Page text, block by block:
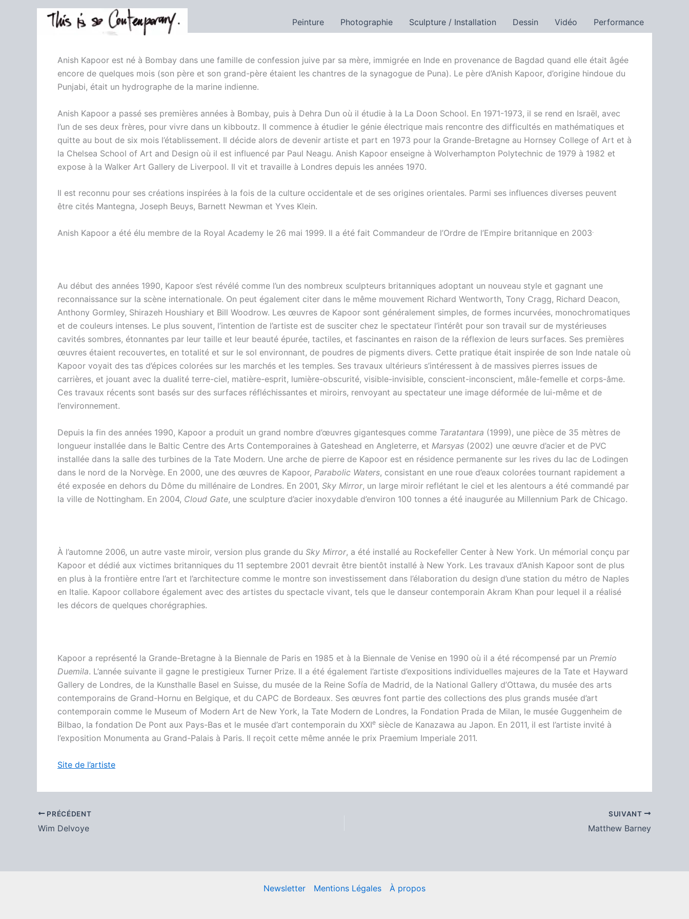
Peinture Photographie Sculpture / Installation Dessin Vidéo Performance
Anish Kapoor est né à Bombay dans une famille de confession juive par sa mère, immigrée en Inde en provenance de Bagdad quand elle était âgée
encore de quelques mois (son père et son grand-père étaient les chantres de la synagogue de Puna). Le père d’Anish Kapoor, d’origine hindoue du
Punjabi, était un hydrographe de la marine indienne.
Anish Kapoor a passé ses premières années à Bombay, puis à Dehra Dun où il étudie à la La Doon School. En 1971-1973, il se rend en Israël, avec
l’un de ses deux frères, pour vivre dans un kibboutz. Il commence à étudier le génie électrique mais rencontre des difficultés en mathématiques et
quitte au bout de six mois l’établissement. Il décide alors de devenir artiste et part en 1973 pour la Grande-Bretagne au Hornsey College of Art et à
la Chelsea School of Art and Design où il est influencé par Paul Neagu. Anish Kapoor enseigne à Wolverhampton Polytechnic de 1979 à 1982 et
expose à la Walker Art Gallery de Liverpool. Il vit et travaille à Londres depuis les années 1970.
Il est reconnu pour ses créations inspirées à la fois de la culture occidentale et de ses origines orientales. Parmi ses influences diverses peuvent
être cités Mantegna, Joseph Beuys, Barnett Newman et Yves Klein.
Anish Kapoor a été élu membre de la Royal Academy le 26 mai 1999. Il a été fait Commandeur de l’Ordre de l’Empire britannique en 2003.
Au début des années 1990, Kapoor s’est révélé comme l’un des nombreux sculpteurs britanniques adoptant un nouveau style et gagnant une
reconnaissance sur la scène internationale. On peut également citer dans le même mouvement Richard Wentworth, Tony Cragg, Richard Deacon,
Anthony Gormley, Shirazeh Houshiary et Bill Woodrow. Les œuvres de Kapoor sont généralement simples, de formes incurvées, monochromatiques
et de couleurs intenses. Le plus souvent, l’intention de l’artiste est de susciter chez le spectateur l’intérêt pour son travail sur de mystérieuses
cavités sombres, étonnantes par leur taille et leur beauté épurée, tactiles, et fascinantes en raison de la réflexion de leurs surfaces. Ses premières
œuvres étaient recouvertes, en totalité et sur le sol environnant, de poudres de pigments divers. Cette pratique était inspirée de son Inde natale où
Kapoor voyait des tas d’épices colorées sur les marchés et les temples. Ses travaux ultérieurs s’intéressent à de massives pierres issues de
carrières, et jouant avec la dualité terre-ciel, matière-esprit, lumière-obscurité, visible-invisible, conscient-inconscient, mâle-femelle et corps-âme.
Ces travaux récents sont basés sur des surfaces réfléchissantes et miroirs, renvoyant au spectateur une image déformée de lui-même et de
l’environnement.
Depuis la fin des années 1990, Kapoor a produit un grand nombre d’œuvres gigantesques comme Taratantara (1999), une pièce de 35 mètres de
longueur installée dans le Baltic Centre des Arts Contemporaines à Gateshead en Angleterre, et Marsyas (2002) une œuvre d’acier et de PVC
installée dans la salle des turbines de la Tate Modern. Une arche de pierre de Kapoor est en résidence permanente sur les rives du lac de Lodingen
dans le nord de la Norvège. En 2000, une des œuvres de Kapoor, Parabolic Waters, consistant en une roue d’eaux colorées tournant rapidement a
été exposée en dehors du Dôme du millénaire de Londres. En 2001, Sky Mirror, un large miroir reflétant le ciel et les alentours a été commandé par
la ville de Nottingham. En 2004, Cloud Gate, une sculpture d’acier inoxydable d’environ 100 tonnes a été inaugurée au Millennium Park de Chicago.
À l’automne 2006, un autre vaste miroir, version plus grande du Sky Mirror, a été installé au Rockefeller Center à New York. Un mémorial conçu par
Kapoor et dédié aux victimes britanniques du 11 septembre 2001 devrait être bientôt installé à New York. Les travaux d’Anish Kapoor sont de plus
en plus à la frontière entre l’art et l’architecture comme le montre son investissement dans l’élaboration du design d’une station du métro de Naples
en Italie. Kapoor collabore également avec des artistes du spectacle vivant, tels que le danseur contemporain Akram Khan pour lequel il a réalisé
les décors de quelques chorégraphies.
Kapoor a représenté la Grande-Bretagne à la Biennale de Paris en 1985 et à la Biennale de Venise en 1990 où il a été récompensé par un Premio
Duemila. L’année suivante il gagne le prestigieux Turner Prize. Il a été également l’artiste d’expositions individuelles majeures de la Tate et Hayward
Gallery de Londres, de la Kunsthalle Basel en Suisse, du musée de la Reine Sofía de Madrid, de la National Gallery d’Ottawa, du musée des arts
contemporains de Grand-Hornu en Belgique, et du CAPC de Bordeaux. Ses œuvres font partie des collections des plus grands musée d’art
contemporain comme le Museum of Modern Art de New York, la Tate Modern de Londres, la Fondation Prada de Milan, le musée Guggenheim de
Bilbao, la fondation De Pont aux Pays-Bas et le musée d’art contemporain du XXIe siècle de Kanazawa au Japon. En 2011, il est l’artiste invité à
l’exposition Monumenta au Grand-Palais à Paris. Il reçoit cette même année le prix Praemium Imperiale 2011.
Site de l’artiste
PRÉCÉDENT
Wim Delvoye
SUIVANT
Matthew Barney
Newsletter Mentions Légales À propos